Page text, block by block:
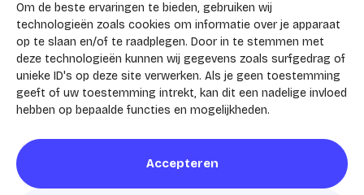
Om de beste ervaringen te bieden, gebruiken wij
technologieën zoals cookies om informatie over je apparaat
op te slaan en/of te raadplegen. Door in te stemmen met
deze technologieën kunnen wij gegevens zoals surfgedrag of
unieke ID's op deze site verwerken. Als je geen toestemming
geeft of uw toestemming intrekt, kan dit een nadelige invloed
hebben op bepaalde functies en mogelijkheden.
Accepteren
Postbus 43100
2504 AC Den Haag
KVK 41159788